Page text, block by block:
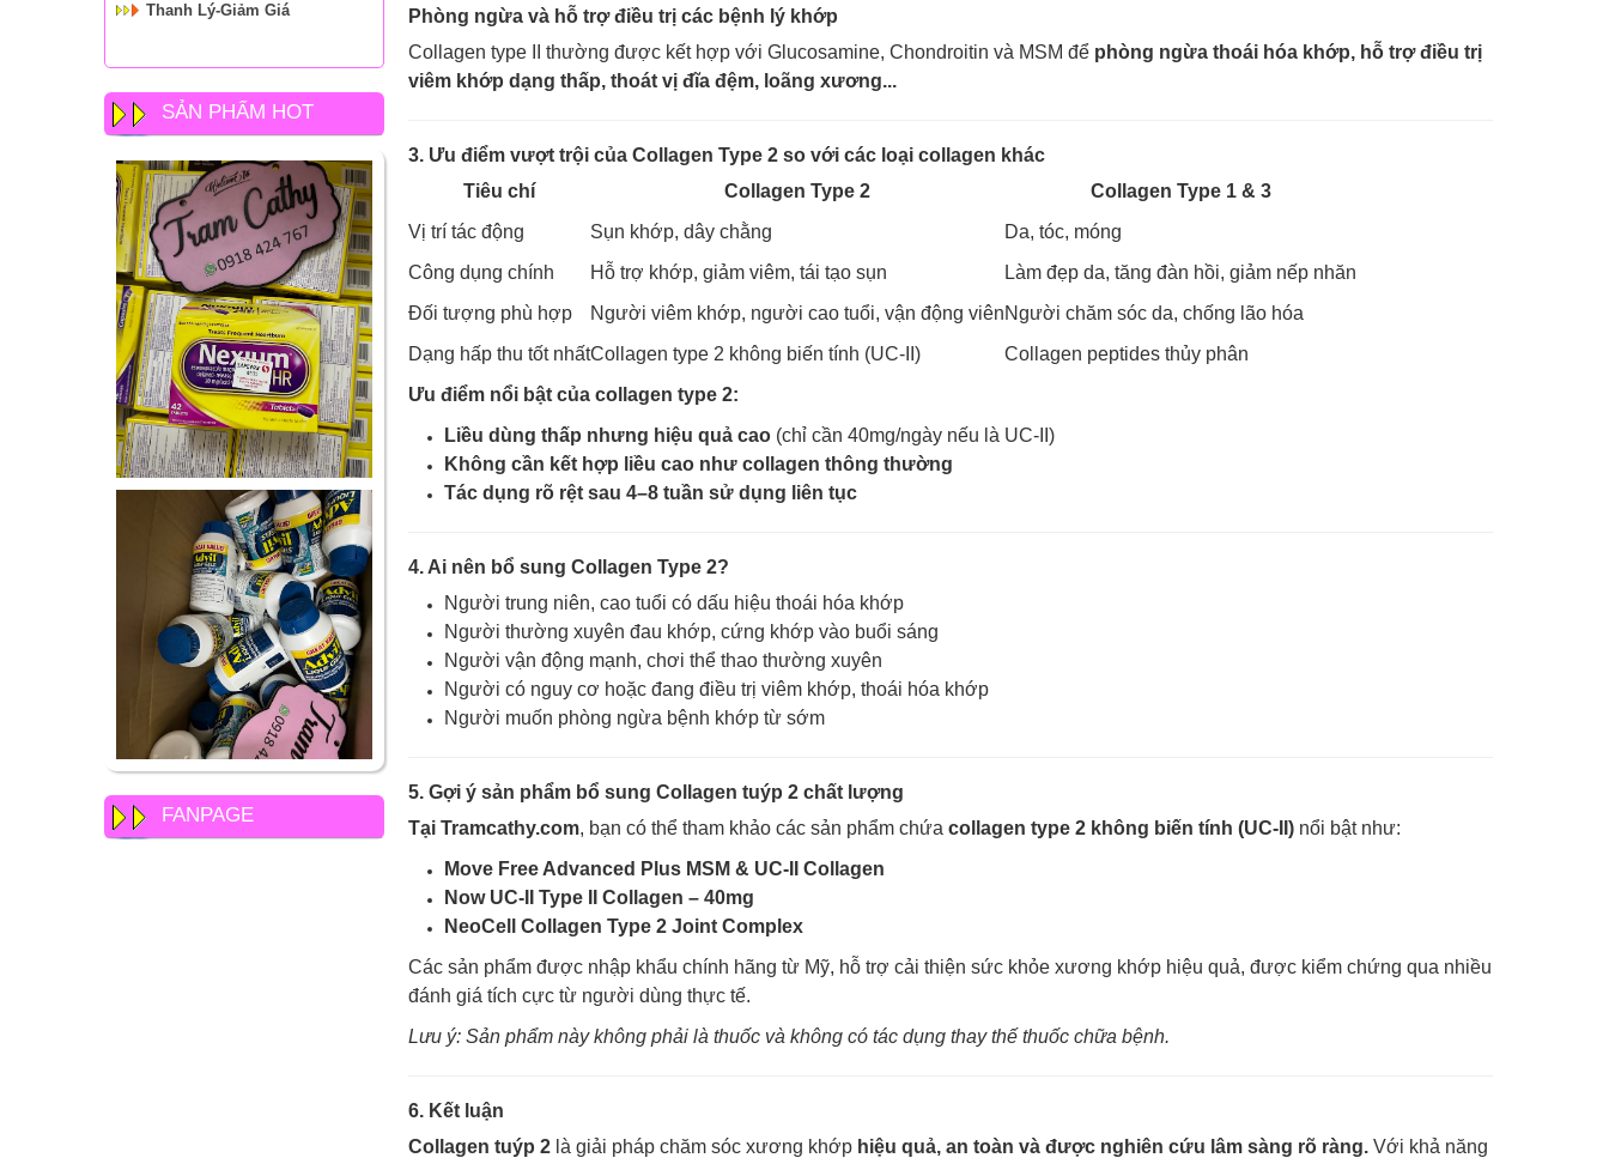
Thanh Lý-Giảm Giá
SẢN PHẨM HOT
FANPAGE
Phòng ngừa và hỗ trợ điều trị các bệnh lý khớp
Collagen type II thường được kết hợp với Glucosamine, Chondroitin và MSM để phòng ngừa thoái hóa khớp, hỗ trợ điều trị
viêm khớp dạng thấp, thoát vị đĩa đệm, loãng xương...
3. Ưu điểm vượt trội của Collagen Type 2 so với các loại collagen khác
Tiêu chí
Collagen Type 2
Collagen Type 1 & 3
Vị trí tác động
Sụn khớp, dây chằng
Da, tóc, móng
Công dụng chính
Hỗ trợ khớp, giảm viêm, tái tạo sụn
Làm đẹp da, tăng đàn hồi, giảm nếp nhăn
Đối tượng phù hợp
Người viêm khớp, người cao tuổi, vận động viênNgười chăm sóc da, chống lão hóa
Dạng hấp thu tốt nhấtCollagen type 2 không biến tính (UC-II)
Collagen peptides thủy phân
Ưu điểm nổi bật của collagen type 2:
Liều dùng thấp nhưng hiệu quả cao (chỉ cần 40mg/ngày nếu là UC-II)
Không cần kết hợp liều cao như collagen thông thường
Tác dụng rõ rệt sau 4–8 tuần sử dụng liên tục
4. Ai nên bổ sung Collagen Type 2?
Người trung niên, cao tuổi có dấu hiệu thoái hóa khớp
Người thường xuyên đau khớp, cứng khớp vào buổi sáng
Người vận động mạnh, chơi thể thao thường xuyên
Người có nguy cơ hoặc đang điều trị viêm khớp, thoái hóa khớp
Người muốn phòng ngừa bệnh khớp từ sớm
5. Gợi ý sản phẩm bổ sung Collagen tuýp 2 chất lượng
Tại Tramcathy.com, bạn có thể tham khảo các sản phẩm chứa collagen type 2 không biến tính (UC-II) nổi bật như:
Move Free Advanced Plus MSM & UC-II Collagen
Now UC-II Type II Collagen – 40mg
NeoCell Collagen Type 2 Joint Complex
Các sản phẩm được nhập khẩu chính hãng từ Mỹ, hỗ trợ cải thiện sức khỏe xương khớp hiệu quả, được kiểm chứng qua nhiều
đánh giá tích cực từ người dùng thực tế.
Lưu ý: Sản phẩm này không phải là thuốc và không có tác dụng thay thế thuốc chữa bệnh.
6. Kết luận
Collagen tuýp 2 là giải pháp chăm sóc xương khớp hiệu quả, an toàn và được nghiên cứu lâm sàng rõ ràng. Với khả năng